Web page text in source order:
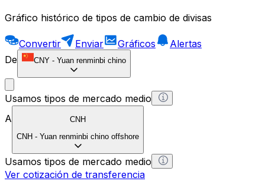
Gráfico histórico de tipos de cambio de divisas
Convertir Enviar Gráficos
Alertas
De
CNY - Yuan renminbi chino
Usamos tipos de mercado medio
A
CNH
CNH - Yuan renminbi chino offshore
Usamos tipos de mercado medio
Ver cotización de transferencia